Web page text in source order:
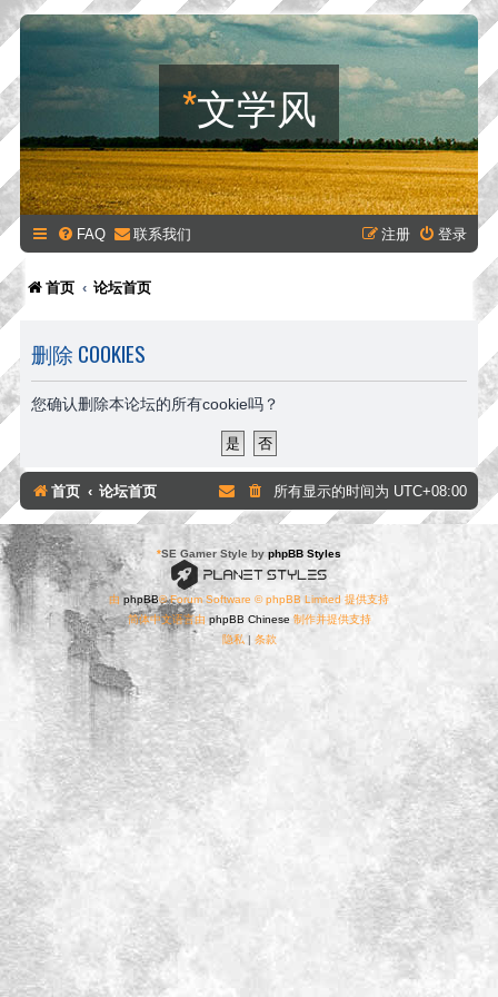
*文学风
FAQ 联系我们 登录
注册
首页 论坛首页
删除 COOKIES
您确认删除本论坛的所有cookie吗？
首页 论坛首页 所有显示的时间为 UTC+08:00
*SE Gamer Style by phpBB Styles
由phpBB® Forum Software © phpBB Limited 提供支持
简体中文语言由 phpBB Chinese制作并提供支持
隐私 | 条款